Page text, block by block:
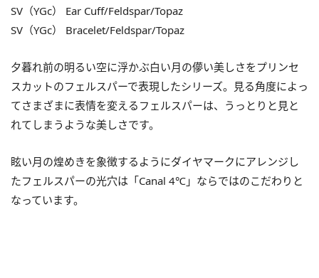
SV（YGc） Ear Cuff/Feldspar/Topaz
SV（YGc） Bracelet/Feldspar/Topaz
夕暮れ前の明るい空に浮かぶ白い月の儚い美しさをプリンセ
スカットのフェルスパーで表現したシリーズ。見る角度によっ
てさまざまに表情を変えるフェルスパーは、うっとりと見と
れてしまうような美しさです。
眩い月の煌めきを象徴するようにダイヤマークにアレンジし
たフェルスパーの光穴は「Canal 4℃」ならではのこだわりと
なっています。